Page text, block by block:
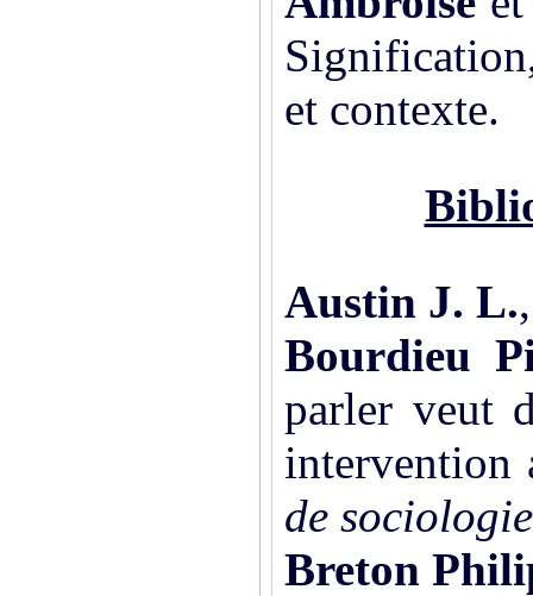
et contexte.
Austin J. L.
Bourdieu
parler veut
intervention
de sociologie
Breton